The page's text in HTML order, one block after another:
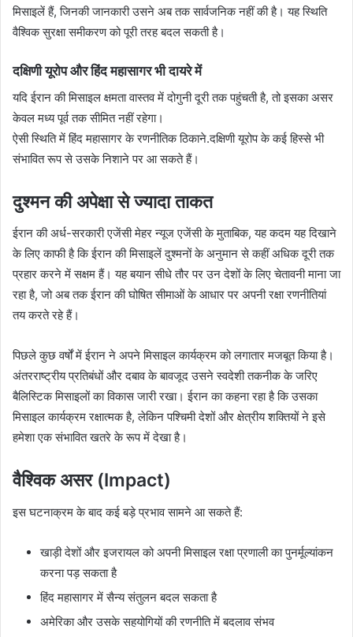
मिसाइलें हैं, जिनकी जानकारी उसने अब तक सार्वजनिक नहीं की है। यह स्थिति
वैश्विक सुरक्षा समीकरण को पूरी तरह बदल सकती है।
दक्षिणी यूरोप और हिंद महासागर भी दायरे में
यदि ईरान की मिसाइल क्षमता वास्तव में दोगुनी दूरी तक पहुंचती है, तो इसका असर
केवल मध्य पूर्व तक सीमित नहीं रहेगा।
ऐसी स्थिति में हिंद महासागर के रणनीतिक ठिकाने.दक्षिणी यूरोप के कई हिस्से भी
संभावित रूप से उसके निशाने पर आ सकते हैं।
दुश्मन की अपेक्षा से ज्यादा ताकत
ईरान की अर्ध-सरकारी एजेंसी मेहर न्यूज एजेंसी के मुताबिक, यह कदम यह दिखाने
के लिए काफी है कि ईरान की मिसाइलें दुश्मनों के अनुमान से कहीं अधिक दूरी तक
प्रहार करने में सक्षम हैं। यह बयान सीधे तौर पर उन देशों के लिए चेतावनी माना जा
रहा है, जो अब तक ईरान की घोषित सीमाओं के आधार पर अपनी रक्षा रणनीतियां
तय करते रहे हैं।
पिछले कुछ वर्षों में ईरान ने अपने मिसाइल कार्यक्रम को लगातार मजबूत किया है।
अंतरराष्ट्रीय प्रतिबंधों और दबाव के बावजूद उसने स्वदेशी तकनीक के जरिए
बैलिस्टिक मिसाइलों का विकास जारी रखा। ईरान का कहना रहा है कि उसका
मिसाइल कार्यक्रम रक्षात्मक है, लेकिन पश्चिमी देशों और क्षेत्रीय शक्तियों ने इसे
हमेशा एक संभावित खतरे के रूप में देखा है।
वैश्विक असर (Impact)
इस घटनाक्रम के बाद कई बड़े प्रभाव सामने आ सकते हैं:
खाड़ी देशों और इजरायल को अपनी मिसाइल रक्षा प्रणाली का पुनर्मूल्यांकन
करना पड़ सकता है
हिंद महासागर में सैन्य संतुलन बदल सकता है
अमेरिका और उसके सहयोगियों की रणनीति में बदलाव संभव